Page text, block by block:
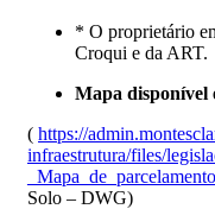
* O proprietário
Croqui e da ART.
Mapa disponível
( https://
infraestrutura/files/
Solo – DWG)